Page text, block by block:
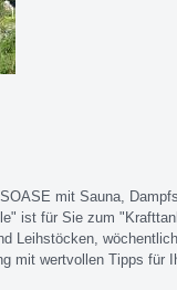
mit Sauna,
ist für Sie zum
Leihstöcken,
mit wertvollen Tipps für
Sonnenterrasse und